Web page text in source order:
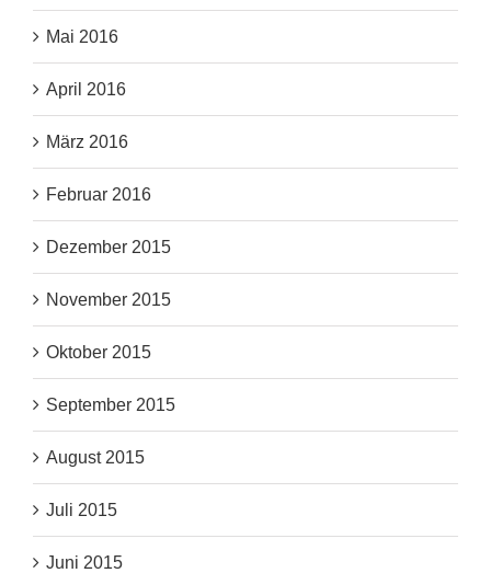
Mai 2016
April 2016
März 2016
Februar 2016
Dezember 2015
November 2015
Oktober 2015
September 2015
August 2015
Juli 2015
Juni 2015